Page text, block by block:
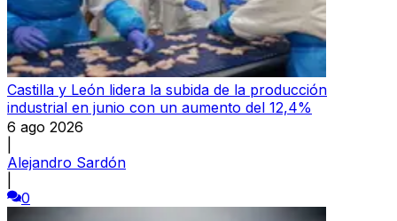
Castilla y León lidera la subida de la producción
industrial en junio con un aumento del 12,4%
6 ago 2026
Alejandro Sardón
0